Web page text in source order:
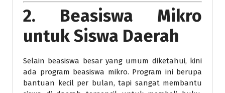
2. Beasiswa Mikro
untuk Siswa Daerah
Selain beasiswa besar yang umum diketahui, kini
ada program beasiswa mikro. Program ini berupa
bantuan kecil per bulan, tapi sangat membantu